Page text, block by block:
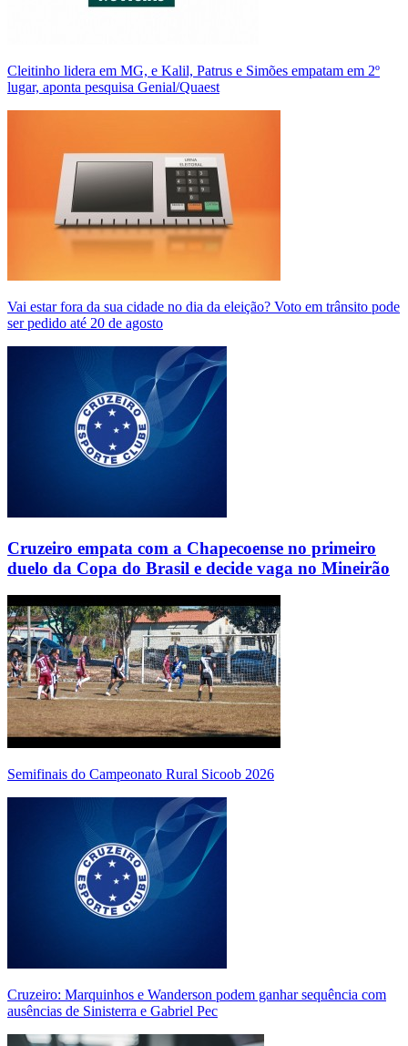
Cleitinho lidera em MG, e Kalil, Patrus e Simões empatam em 2º
lugar, aponta pesquisa Genial/Quaest
Vai estar fora da sua cidade no dia da eleição? Voto em trânsito pode
ser pedido até 20 de agosto
Cruzeiro empata com a Chapecoense no primeiro
duelo da Copa do Brasil e decide vaga no Mineirão
Semifinais do Campeonato Rural Sicoob 2026
Cruzeiro: Marquinhos e Wanderson podem ganhar sequência com
ausências de Sinisterra e Gabriel Pec